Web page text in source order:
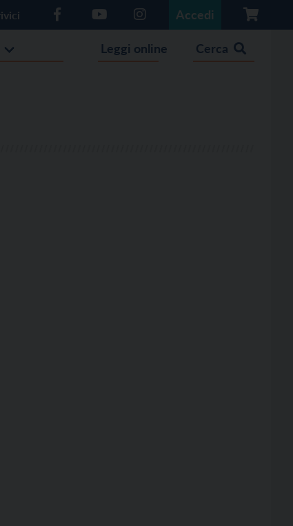
Accedi
Leggi online Cerca